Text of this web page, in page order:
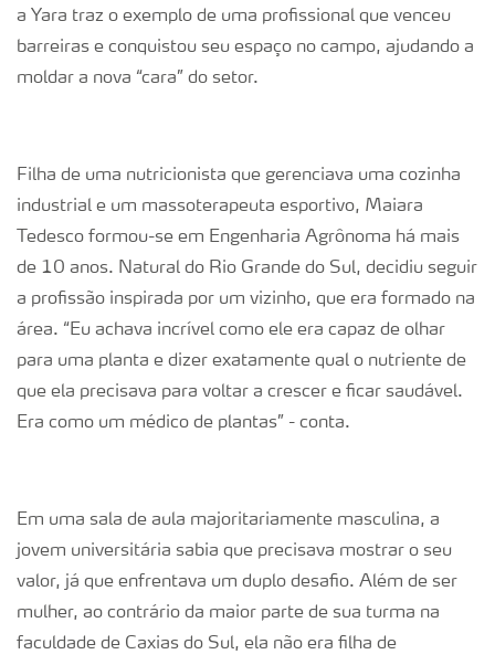
a Yara traz o exemplo de uma profissional que venceu
barreiras e conquistou seu espaço no campo, ajudando a
moldar a nova “cara” do setor.
Filha de uma nutricionista que gerenciava uma cozinha
industrial e um massoterapeuta esportivo, Maiara
Tedesco formou-se em Engenharia Agrônoma há mais
de 10 anos. Natural do Rio Grande do Sul, decidiu seguir
a profissão inspirada por um vizinho, que era formado na
área. “Eu achava incrível como ele era capaz de olhar
para uma planta e dizer exatamente qual o nutriente de
que ela precisava para voltar a crescer e ficar saudável.
Era como um médico de plantas” - conta.
Em uma sala de aula majoritariamente masculina, a
jovem universitária sabia que precisava mostrar o seu
valor, já que enfrentava um duplo desafio. Além de ser
mulher, ao contrário da maior parte de sua turma na
faculdade de Caxias do Sul, ela não era filha de